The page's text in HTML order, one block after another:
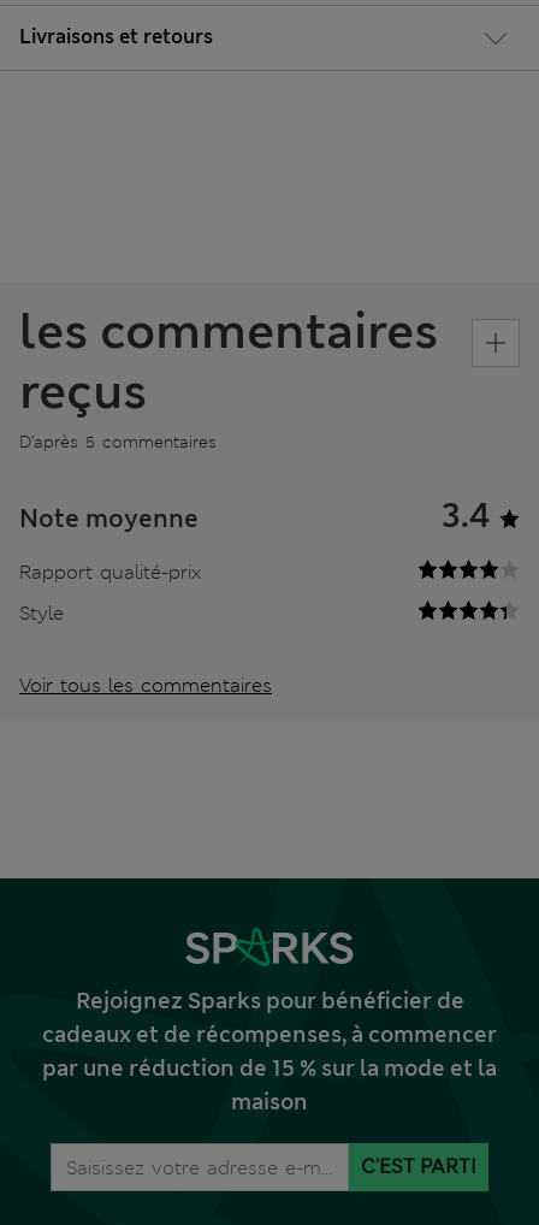
Livraisons et retours
les commentaires
reçus
D’après 5 commentaires
Note moyenne 3.4
Rapport qualité-prix
Style
Voir tous les commentaires
Rejoignez Sparks pour bénéficier de
cadeaux et de récompenses, à commencer
par une réduction de 15 % sur la mode et la
maison
C'EST PARTI